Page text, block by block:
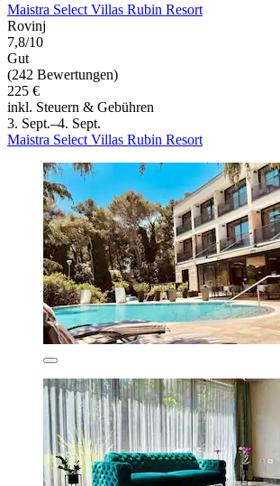
Maistra Select Villas Rubin Resort
Rovinj
7,8/10
Gut
(242 Bewertungen)
225 €
inkl. Steuern & Gebühren
3. Sept.–4. Sept.
Maistra Select Villas Rubin Resort